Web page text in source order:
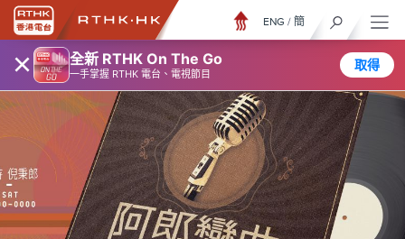
× 全新 RTHK On The Go
一手掌握 RTHK 電台、電視節目
取得
ENG / 簡